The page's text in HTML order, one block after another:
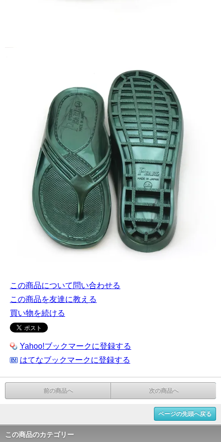
この商品について問い合わせる
この商品を友達に教える
買い物を続ける
Yahoo!ブックマークに登録する
はてなブックマークに登録する
前の商品へ 次の商品へ
ページの先頭へ戻る
この商品のカテゴリー